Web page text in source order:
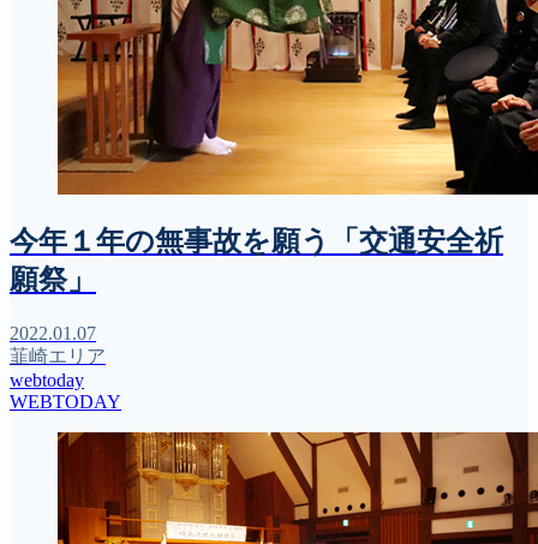
今年１年の無事故を願う「交通安全祈
願祭」
2022.01.07
韮崎エリア
webtoday
WEBTODAY